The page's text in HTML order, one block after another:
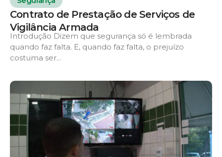
Contrato de Prestação de Serviços de
Vigilância Armada
Introdução Dizem que segurança só é lembrada
quando faz falta. E, quando faz falta, o prejuízo
costuma ser...